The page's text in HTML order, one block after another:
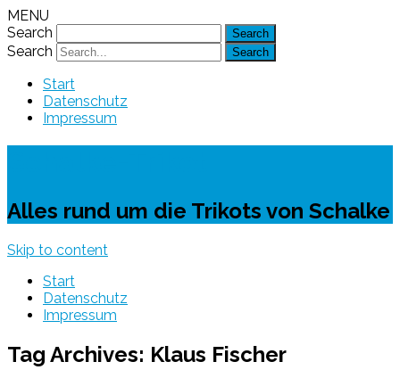
MENU
Search
Search
Start
Datenschutz
Impressum
Alles rund um die Trikots von Schalke
Skip to content
Start
Datenschutz
Impressum
Tag Archives: Klaus Fischer